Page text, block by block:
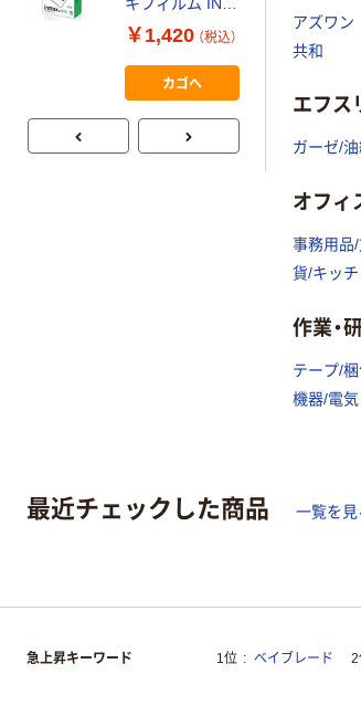
アズワン
共和
エフス
ガーゼ/
オフィ
事務用品
貨/キッ
作業・
テープ/
機器/電気
キフィルム INS
MINI JP1 1パッ
ク（10枚入り）
￥1,420 （税込）
カゴへ
最近チェックした商品 一覧を見
急上昇キーワード 1位 ベイブレード 2